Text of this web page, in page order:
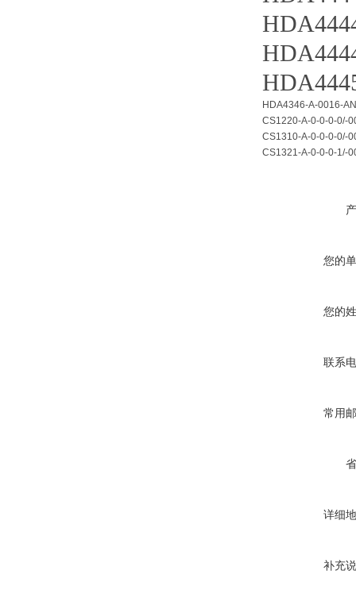
HDA4346-A-0016-
CS1220-A-0-0-0-0/-
CS1310-A-0-0-0-0/-
CS1321-A-0-0-0-1/-
您的
您的
联系
常用
详细
补充